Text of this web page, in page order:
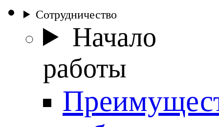
Сотрудничество
Начало
работы